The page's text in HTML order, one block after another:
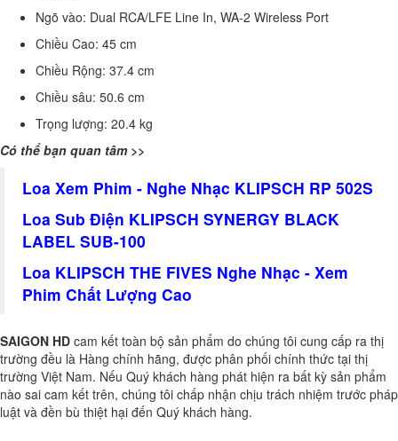
Ngõ vào: Dual RCA/LFE Line In, WA-2 Wireless Port
Chiều Cao: 45 cm
Chiều Rộng: 37.4 cm
Chiều sâu: 50.6 cm
Trọng lượng: 20.4 kg
Có thể bạn quan tâm >>
Loa Xem Phim - Nghe Nhạc KLIPSCH RP 502S
Loa Sub Điện KLIPSCH SYNERGY BLACK
LABEL SUB-100
Loa KLIPSCH THE FIVES Nghe Nhạc - Xem
Phim Chất Lượng Cao
SAIGON HD cam kết toàn bộ sản phẩm do chúng tôi cung cấp ra thị
trường đều là Hàng chính hãng, được phân phối chính thức tại thị
trường Việt Nam. Nếu Quý khách hàng phát hiện ra bất kỳ sản phẩm
nào sai cam kết trên, chúng tôi chấp nhận chịu trách nhiệm trước pháp
luật và đền bù thiệt hại đến Quý khách hàng.